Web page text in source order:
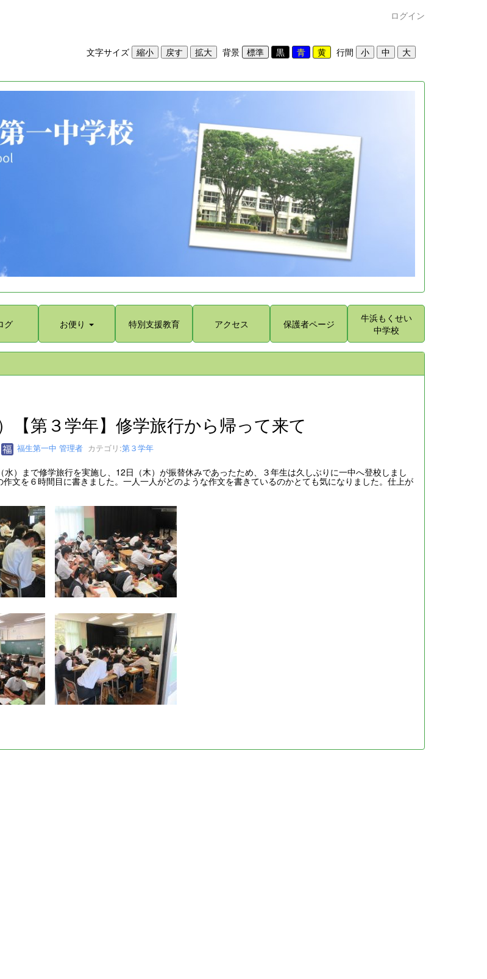
ログイン
文字サイズ 背景 行間
グ お便り 特別支援教育 アクセス 保護者ページ
牛浜もくせい
中学校
【第３学年】修学旅行から帰って来て
福生第一中 管理者カテゴリ:第３学年
水）まで修学旅行を実施し、12日（木）が振替休みであったため、３年生は久しぶりに一中へ登校しまし
作文を６時間目に書きました。一人一人がどのような作文を書きているのかとても気になりました。仕上が